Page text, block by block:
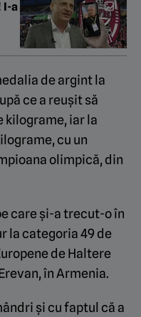
I-a
de argint la
ce a reușit să
kilograme, iar la
cu un
olimpică, din
care și-a trecut-o în
la categoria 49 de
de Haltere
în Armenia.
și cu faptul că a